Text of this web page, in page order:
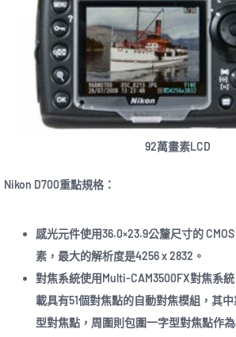
92萬畫素LCD
Nikon D700重點規格：
感光元件使用36.0×23.9公釐尺寸的
素，最大的解析度是4256 x 2832。
對焦系統使用Multi-CAM3500FX對焦系
載具有51個對焦點的自動對焦模組，其
型對焦點，周圍則包圍一字型對焦點作為